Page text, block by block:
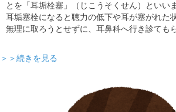
とを「耳垢栓塞」（じこうそくせん）といいま
耳垢塞栓になると聴力の低下や耳が塞がれた
無理に取ろうとせずに、耳鼻科へ行き診ても
＞＞続きを見る